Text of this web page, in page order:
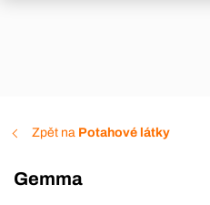
Zpět na Potahové látky
Gemma